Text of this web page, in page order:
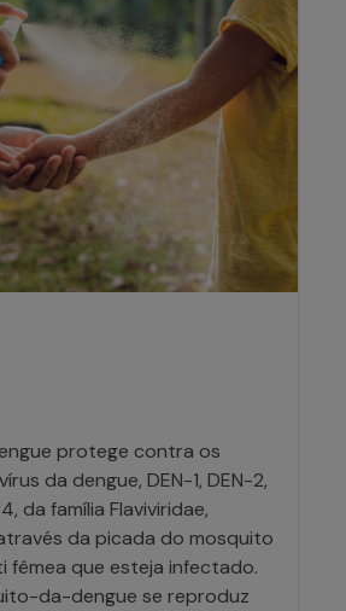
protege contra os
da dengue, DEN-1, DEN-2,
da família Flaviviridae,
da picada do mosquito
fêmea que esteja infectado.
da-dengue se reproduz